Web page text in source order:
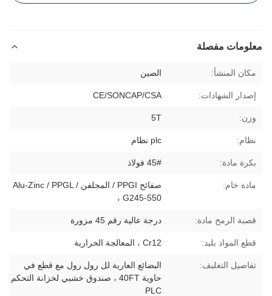
معلومات مفصلة
مكان المنشأ: الصين
إصدار الشهادات: CE/SONCAP/CSA
وزن: 5T
نظام: plc نظام
بكرة مادة: 45# فولاذ
مادة خام:
صفائح PPGI / المجلفن / Alu-Zinc / PPGL
، G245-550
قصبة الرمح مادة: درجة عالية رقم 45 مزورة
قطع المواد بليد: Cr12 ، المعالجة الحرارية
تفاصيل التغليف:
البضائع العارية لل رول رول مع قطع في
حاوية 40FT ، صندوق خشبي لخزانة التحكم
PLC